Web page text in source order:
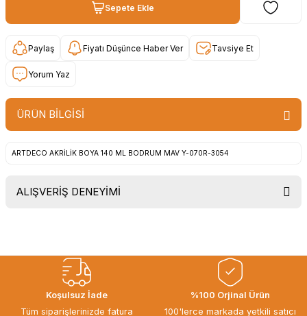
Sepete Ekle
Paylaş Fiyatı Düşünce Haber Ver Tavsiye Et
Yorum Yaz
ÜRÜN BİLGİSİ
ARTDECO AKRİLİK BOYA 140 ML BODRUM MAV Y-070R-3054
ALIŞVERİŞ DENEYİMİ
gorusmek uzere, hayirli ve bol
kazanclar dilerim.
İbrahim Ertuğrul ARSLANOĞLU |
Koşulsuz İade
Tüm siparişlerinizde fatura
%100 Orjinal Ürün
100'lerce markada yetkili satıcı